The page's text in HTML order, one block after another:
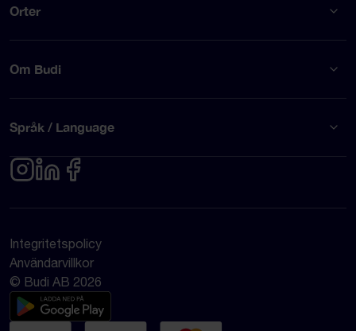
Orter
Om Budi
Språk / Language
Integritetspolicy
Användarvillkor
© Budi AB 2026